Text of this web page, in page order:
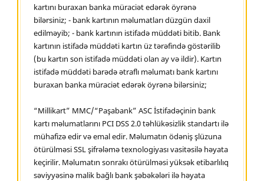
kartını buraxan banka müraciət edərək öyrənə
bilərsiniz; - bank kartının məlumatları düzgün daxil
edilməyib; - bank kartının istifadə müddəti bitib. Bank
kartının istifadə müddəti kartın üz tərəfində göstərilib
(bu kartın son istifadə müddəti olan ay və ildir). Kartın
istifadə müddəti barədə ətraflı məlumatı bank kartını
buraxan banka müraciət edərək öyrənə bilərsiniz;
“Millikart” MMC/“Paşabank” ASC İstifadəçinin bank
kartı məlumatlarını PCI DSS 2.0 təhlükəsizlik standartı ilə
mühafizə edir və emal edir. Məlumatın ödəniş şlüzuna
ötürülməsi SSL şifrələmə texnologiyası vasitəsilə həyata
keçirilir. Məlumatın sonrakı ötürülməsi yüksək etibarlılıq
səviyyəsinə malik bağlı bank şəbəkələri ilə həyata